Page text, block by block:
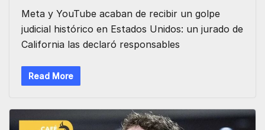
Meta y YouTube acaban de recibir un golpe
judicial histórico en Estados Unidos: un jurado de
California las declaró responsables
Read More